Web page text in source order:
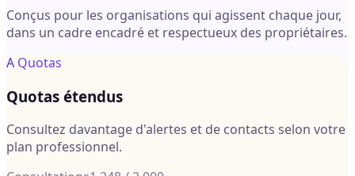
Conçus pour les organisations qui agissent chaque jour,
dans un cadre encadré et respectueux des propriétaires.
A Quotas
Quotas étendus
Consultez davantage d'alertes et de contacts selon votre
plan professionnel.